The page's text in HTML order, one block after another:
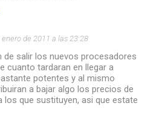
enero de 2011 a las 23:28
de salir los nuevos procesadores
cuanto tardaran en llegar a
potentes y al mismo
a bajar algo los precios de
los que sustituyen, asi que estate